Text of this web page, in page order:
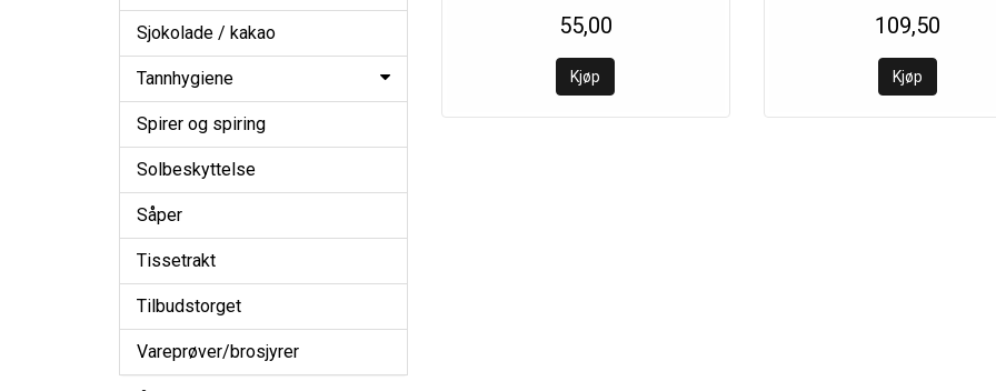
Sjokolade / kakao
Tannhygiene
Spirer og spiring
Solbeskyttelse
Såper
Tissetrakt
Tilbudstorget
Vareprøver/brosjyrer
55,00 109,50